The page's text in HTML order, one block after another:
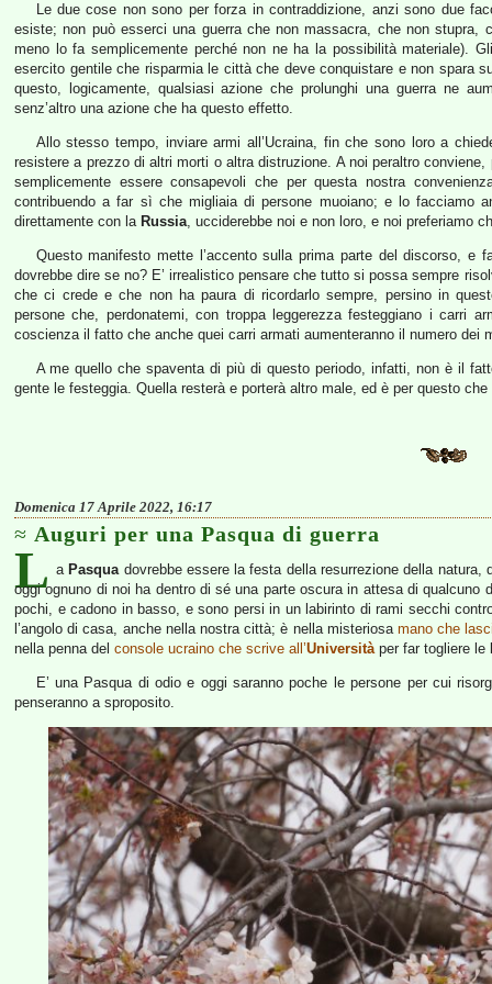
Le due cose non sono per forza in contraddizione, anzi sono due
esiste; non può esserci una guerra che non massacra, che non
meno lo fa semplicemente perché non ne ha la possibilità materiale).
esercito gentile che risparmia le città che deve conquistare e non spara
questo, logicamente, qualsiasi azione che prolunghi una guerra ne
senz’altro una azione che ha questo effetto.
Allo stesso tempo, inviare armi all’Ucraina, fin che sono loro a
resistere a prezzo di altri morti o altra distruzione. A noi peraltro
semplicemente essere consapevoli che per questa nostra
contribuendo a far sì che migliaia di persone muoiano; e lo facciamo
direttamente con la Russia, ucciderebbe noi e non loro, e noi preferiamo
Questo manifesto mette l’accento sulla prima parte del discorso, e
dovrebbe dire se no? E’ irrealistico pensare che tutto si possa sempre
che ci crede e che non ha paura di ricordarlo sempre, persino in
persone che, perdonatemi, con troppa leggerezza festeggiano i carri
coscienza il fatto che anche quei carri armati aumenteranno il numero dei
A me quello che spaventa di più di questo periodo, infatti, non è il
gente le festeggia. Quella resterà e porterà altro male, ed è per questo
Domenica 17 Aprile 2022, 16:17
Auguri per una Pasqua di guerra
L a Pasquadovrebbe essere la festa della resurrezione della natura,
oggi ognuno di noi ha dentro di sé una parte oscura in attesa di qualcuno
pochi, e cadono in basso, e sono persi in un labirinto di rami secchi
l’angolo di casa, anche nella nostra città; è nella misteriosa mano che
nella penna del console ucraino che scrive all’Universitàper far togliere le
E’ una Pasqua di odio e oggi saranno poche le persone per cui
penseranno a sproposito.